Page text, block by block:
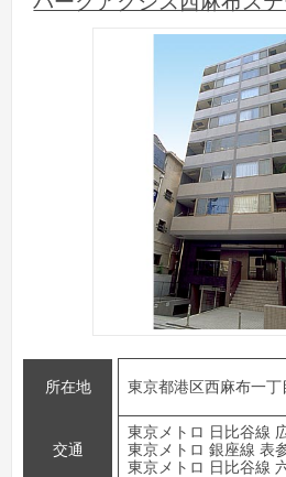
所在地 東京都港区西麻布一丁
交通
東京メトロ 日比谷線
東京メトロ 銀座線 表
東京メトロ 日比谷線